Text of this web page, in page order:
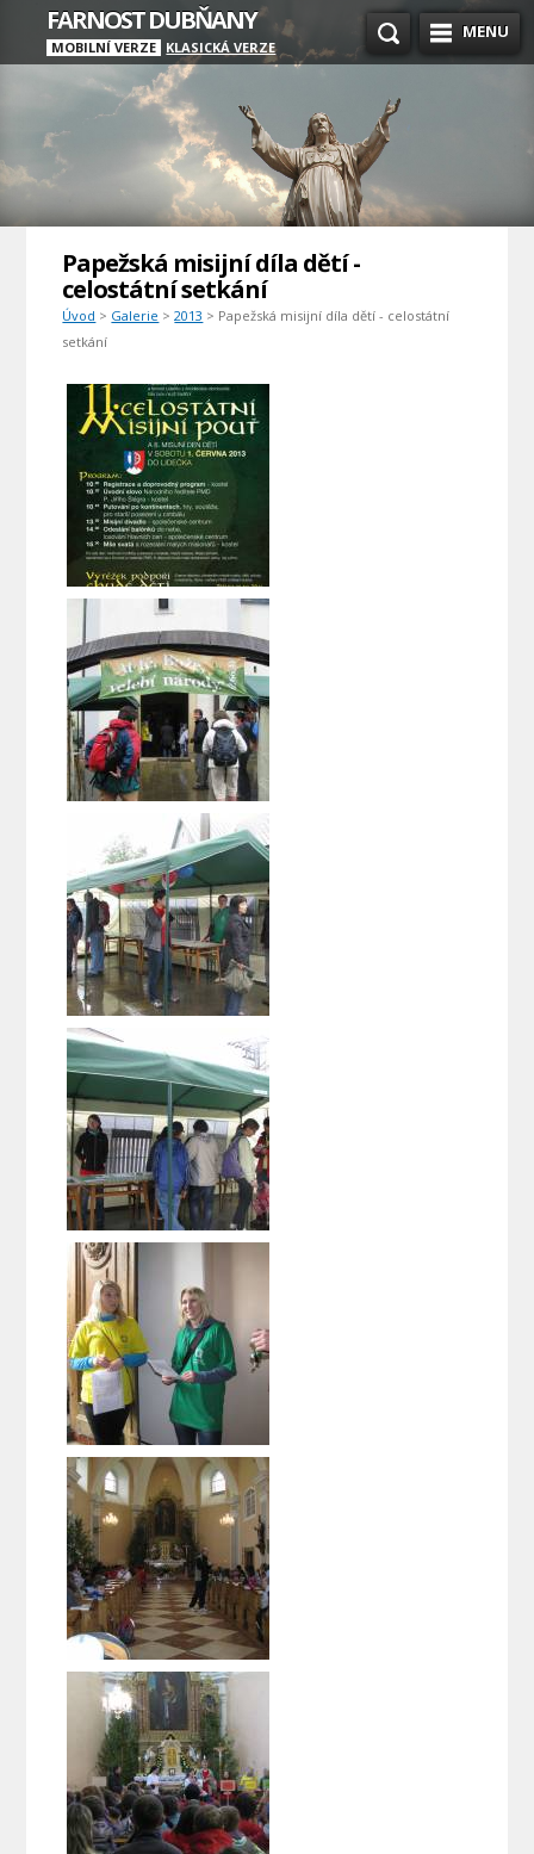
MENU
FARNOST DUBŇANY
MOBILNÍ VERZE KLASICKÁ VERZE
Papežská misijní díla dětí -
celostátní setkání
Úvod > Galerie >2013 > Papežská misijní díla dětí - celostátní
setkání